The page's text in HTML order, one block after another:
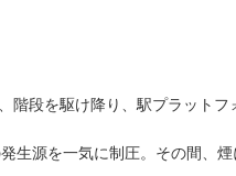
階段を駆け降り、駅プラットフ
生源を一気に制圧。その間、煙